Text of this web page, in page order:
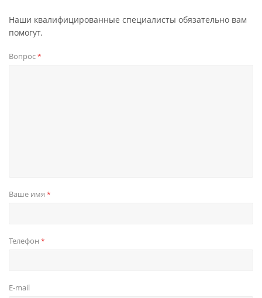
Наши квалифицированные специалисты обязательно вам
помогут.
Вопрос*
Ваше имя *
Телефон *
E-mail